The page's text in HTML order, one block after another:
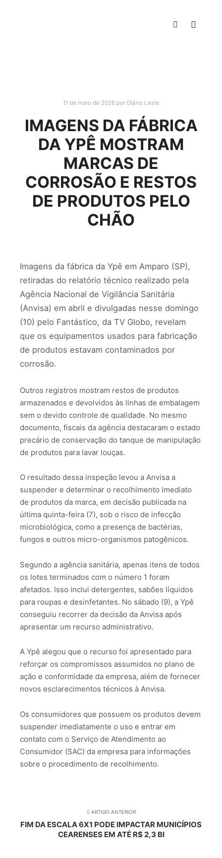
11 de maio de 2026por Diário Leste
IMAGENS DA FÁBRICA
DA YPÊ MOSTRAM
MARCAS DE
CORROSÃO E RESTOS
DE PRODUTOS PELO
CHÃO
Imagens da fábrica da Ypê em Amparo (SP),
retiradas do relatório técnico realizado pela
Agência Nacional de Vigilância Sanitária
(Anvisa) em abril e divulgadas nesse domingo
(10) pelo Fantástico, da TV Globo, revelam
que os equipamentos usados para fabricação
de produtos estavam contaminados por
corrosão.
Outros registros mostram restos de produtos
armazenados e devolvidos às linhas de embalagem
sem o devido controle de qualidade. No mesmo
documento, fiscais da agência destacaram o estado
precário de conservação do tanque de manipulação
de produtos para lavar louças.
O resultado dessa inspeção levou a Anvisa a
suspender e determinar o recolhimento imediato
de produtos da marca, em decisão publicada na
última quinta-feira (7), sob o risco de infecção
microbiológica, como a presença de bactérias,
fungos e outros micro-organismos patogênicos.
Segundo a agência sanitária, apenas itens de todos
os lotes terminados com o número 1 foram
afetados. Isso inclui detergentes, sabões líquidos
para roupas e desinfetantes. No sábado (9), a Ypê
conseguiu recorrer da decisão da Anvisa após
apresentar um recurso administrativo.
A Ypê alegou que o recurso foi apresentado para
reforçar os compromissos assumidos no plano de
ação e conformidade da empresa, além de fornecer
novos esclarecimentos técnicos à Anvisa.
Os consumidores que possuem os produtos devem
suspender imediatamente o uso e entrar em
contato com o Serviço de Atendimento ao
Consumidor (SAC) da empresa para informações
sobre o procedimento de recolhimento.
ARTIGO ANTERIOR
FIM DA ESCALA 6X1 PODE IMPACTAR MUNICÍPIOS
CEARENSES EM ATÉ R$ 2,3 BI